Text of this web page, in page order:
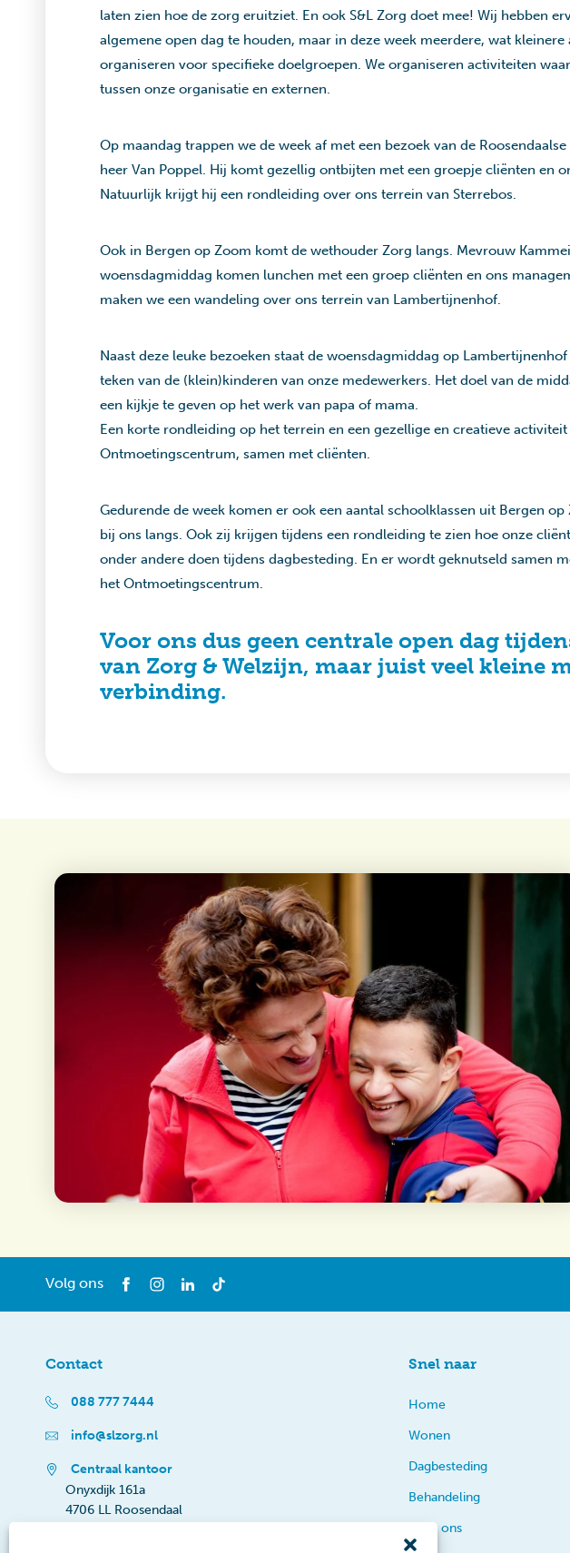
laten zien hoe de zorg eruitziet. En ook S&L Zorg doet mee! Wij hebben
algemene open dag te houden, maar in deze week meerdere, wat
organiseren voor specifieke doelgroepen. We organiseren activiteiten
tussen onze organisatie en externen.
Op maandag trappen we de week af met een bezoek van de
heer Van Poppel. Hij komt gezellig ontbijten met een groepje cliënten en
Natuurlijk krijgt hij een rondleiding over ons terrein van Sterrebos.
Ook in Bergen op Zoom komt de wethouder Zorg langs. Mevrouw
woensdagmiddag komen lunchen met een groep cliënten en ons
maken we een wandeling over ons terrein van Lambertijnenhof.
Naast deze leuke bezoeken staat de woensdagmiddag op
teken van de (klein)kinderen van onze medewerkers. Het doel van de
een kijkje te geven op het werk van papa of mama.
Een korte rondleiding op het terrein en een gezellige en creatieve
Ontmoetingscentrum, samen met cliënten.
Gedurende de week komen er ook een aantal schoolklassen uit Bergen op
bij ons langs. Ook zij krijgen tijdens een rondleiding te zien hoe onze
onder andere doen tijdens dagbesteding. En er wordt geknutseld samen
het Ontmoetingscentrum.
Voor ons dus geen centrale open dag
van Zorg & Welzijn, maar juist veel kleine
verbinding.
Volg ons
Contact
088 777 7444
info@slzorg.nl
Centraal kantoor
Onyxdijk 161a
4706 LL Roosendaal
Snel naar
Home
Wonen
Dagbesteding
Behandeling
Over ons